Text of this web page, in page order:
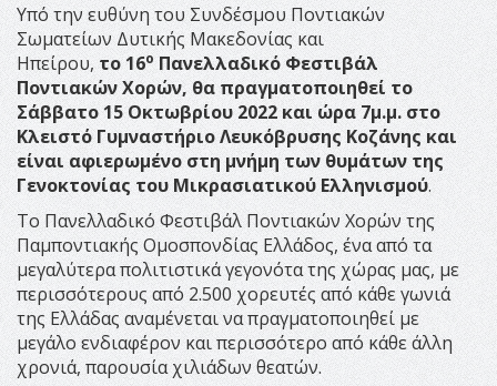
Υπό την ευθύνη του Συνδέσμου Ποντιακών
Σωματείων Δυτικής Μακεδονίας και
Ηπείρου, το 16ο Πανελλαδικό Φεστιβάλ
Ποντιακών Χορών, θα πραγματοποιηθεί το
Σάββατο 15 Οκτωβρίου 2022 και ώρα 7μ.μ. στο
Κλειστό Γυμναστήριο Λευκόβρυσης Κοζάνης και
είναι αφιερωμένο στη μνήμη των θυμάτων της
Γενοκτονίας του Μικρασιατικού Ελληνισμού.
Το Πανελλαδικό Φεστιβάλ Ποντιακών Χορών της
Παμποντιακής Ομοσπονδίας Ελλάδος, ένα από τα
μεγαλύτερα πολιτιστικά γεγονότα της χώρας μας, με
περισσότερους από 2.500 χορευτές από κάθε γωνιά
της Ελλάδας αναμένεται να πραγματοποιηθεί με
μεγάλο ενδιαφέρον και περισσότερο από κάθε άλλη
χρονιά, παρουσία χιλιάδων θεατών.